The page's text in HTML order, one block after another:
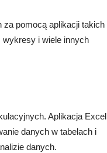
za pomocą aplikacji takich
wykresy i wiele innych
Aplikacja Excel
danych w tabelach i
danych.